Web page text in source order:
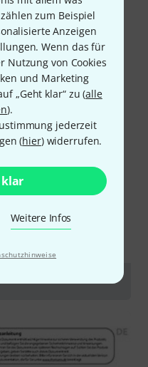
zum Beispiel
Anzeigen
Wenn das für
Nutzung von Cookies
und Marketing
„Geht klar“ zu (alle
).
jederzeit
(hier) widerrufen.
klar
Weitere Infos